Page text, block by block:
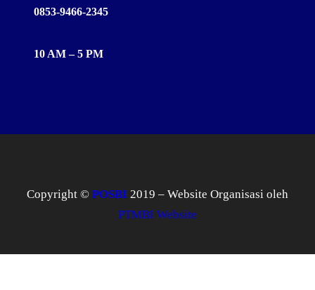
0853-9466-2345
10 AM – 5 PM
Copyright © POSBI 2019 – Website Organisasi oleh
PTMBI Website